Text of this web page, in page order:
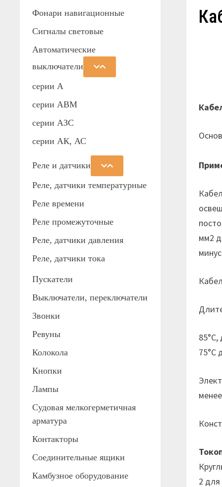
мм2
75°С
2
Фонари навигационные
Сигналы световые
Автоматические
выключатели
серии А
серии АВМ
cерии АЗС
серии АК, АС
Реле и датчики
Реле, датчики температурные
Реле времени
Реле промежуточные
Реле, датчики давления
Реле, датчики тока
Пускатели
Выключатели, переключатели
Звонки
Ревуны
Колокола
Кнопки
Лампы
Судовая мелкогерметичная
арматура
Контакторы
Соединительные ящики
Камбузное оборудование